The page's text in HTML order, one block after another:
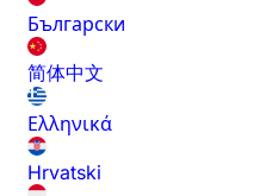
Български
简体中文
Ελληνικά
Hrvatski